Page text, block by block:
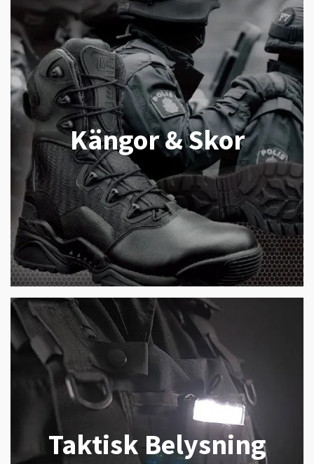
Kängor & Skor
Taktisk Belysning